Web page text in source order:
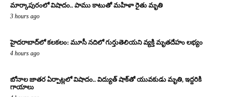
మార్కాపురంలో విషాదం.. పాము కాటుతో మహిళా రైతు మృతి
3 hours ago
హైదరాబాద్‌లో కలకలం: మూసీ నదిలో గుర్తుతెలియని వ్యక్తి మృతదేహం లభ్యం
4 hours ago
బోనాల జాతర ఏర్పాట్లలో విషాదం.. విద్యుత్ షాక్‌తో యువకుడు మృతి, ఇద్దరికి
గాయాలు